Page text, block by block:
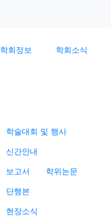
학회정보 학회소식
학술대회 및 행사
신간안내
보고서
학위논문
단행본
현장소식